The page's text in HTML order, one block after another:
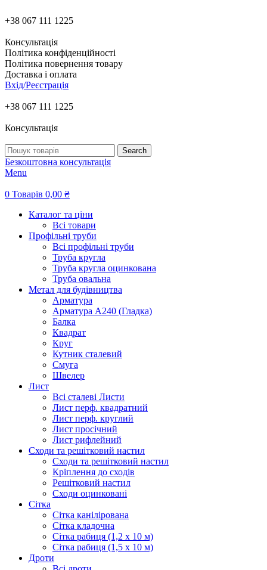
+38 067 111 1225
Консультація
Політика конфіденційності
Політика повернення товару
Доставка і оплата
Вхід/Реєстрація
+38 067 111 1225
Консультація
Search
Безкоштовна консультація
Menu
0 Товарів 0,00 ₴
Каталог та ціни
Всі товари
Профільні труби
Всі профільні труби
Труба кругла
Труба кругла оцинкована
Труба овальна
Метал для будівництва
Арматура
Арматура А240 (Гладка)
Балка
Квадрат
Круг
Кутник сталевий
Смуга
Швелер
Лист
Всі сталеві Листи
Лист перф. квадратний
Лист перф. круглий
Лист просічний
Лист рифлейний
Сходи та решітковий настил
Сходи та решітковий настил
Кріплення до сходів
Решітковий настил
Сходи оцинковані
Сітка
Сітка канілірована
Сітка кладочна
Сітка рабиця (1,2 x 10 м)
Сітка рабиця (1,5 x 10 м)
Дроти